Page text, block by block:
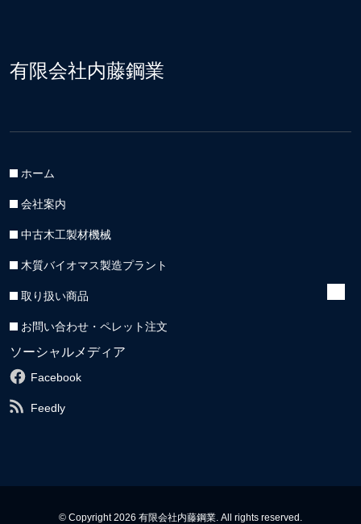
有限会社内藤鋼業
ホーム
会社案内
中古木工製材機械
木質バイオマス製造プラント
取り扱い商品
お問い合わせ・ペレット注文
ソーシャルメディア
Facebook
Feedly
© Copyright 2026 有限会社内藤鋼業. All rights reserved.